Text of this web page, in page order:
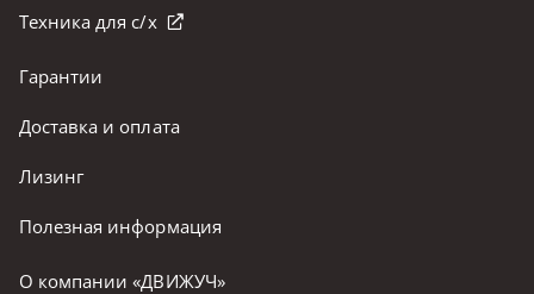
Техника для с/х
Гарантии
Доставка и оплата
Лизинг
Полезная информация
О компании «ДВИЖУЧ»